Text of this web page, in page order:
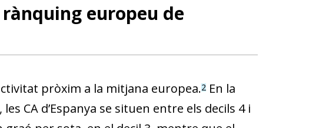
europeu de
pròxim a la mitjana europea.2En la
CA d’Espanya se situen entre els decils 4 i